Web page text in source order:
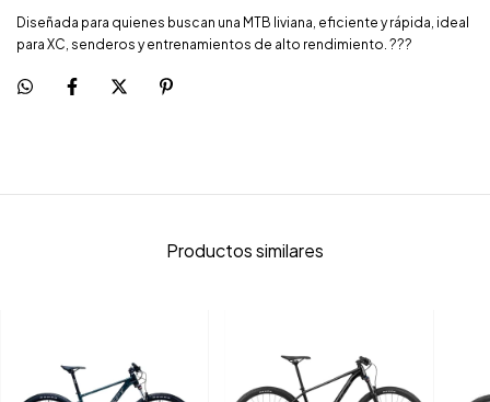
Diseñada para quienes buscan una MTB liviana, eficiente y rápida, ideal
para XC, senderos y entrenamientos de alto rendimiento. ?‍??
Productos similares